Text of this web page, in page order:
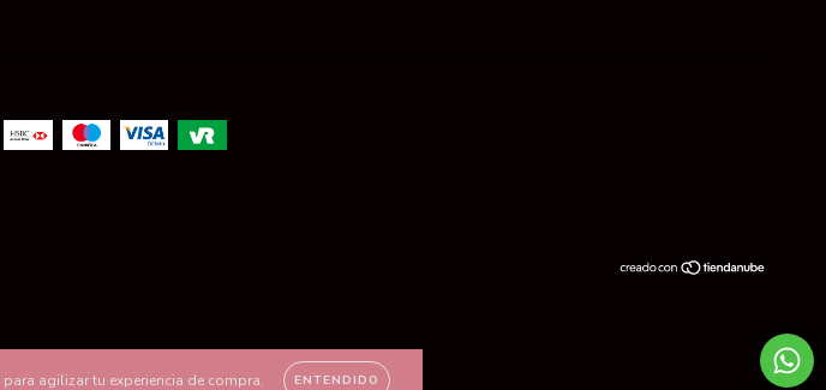
para agilizar tu experiencia de compra. ENTENDIDO